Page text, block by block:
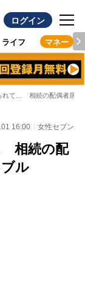
ログイン
ライフ マネー
れて… 相続の配偶者居住
16:00 女性セブン
相続の配
ル